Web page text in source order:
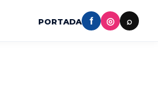
PORTADA f ◎ ⌕